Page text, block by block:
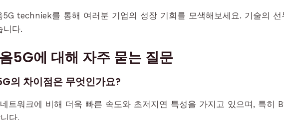
5G techniek를 통해 여러분 기업의 성장 기회를 모색해보세요. 기술의
니다.
5G에 대해 자주 묻는 질문
의 차이점은 무엇인가요?
트워크에 비해 더욱 빠른 속도와 초저지연 특성을 가지고 있으며, 특히
다.